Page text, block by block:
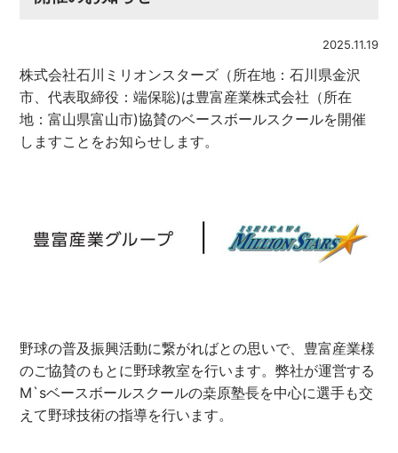
2025.11.19
株式会社石川ミリオンスターズ（所在地：石川県金沢
市、代表取締役：端保聡)は豊富産業株式会社（所在
地：富山県富山市)協賛のベースボールスクールを開催
しますことをお知らせします。
野球の普及振興活動に繋がればとの思いで、豊富産業様
のご協賛のもとに野球教室を行います。弊社が運営する
M`sベースボールスクールの桒原塾長を中心に選手も交
えて野球技術の指導を行います。